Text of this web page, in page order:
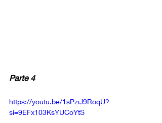
Parte 4
https://youtu.be/1sPziJ9RoqU?
si=9EFx103KsYUCoYtS